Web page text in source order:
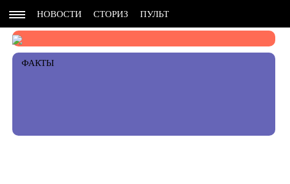
НОВОСТИ СТОРИЗ ПУЛЬТ
ФАКТЫ